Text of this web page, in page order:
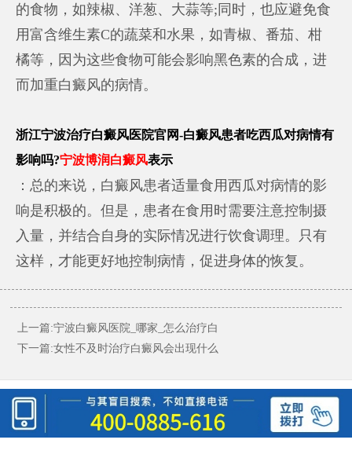
的食物，如辣椒、洋葱、大蒜等;同时，也应避免食
用富含维生素C的蔬菜和水果，如青椒、番茄、柑
橘等，因为这些食物可能会影响黑色素的合成，进
而加重白癜风的病情。
浙江宁波治疗白癜风医院官网-白癜风患者吃西瓜对病情有
影响吗?宁波博润白癜风表示
：总的来说，白癜风患者适量食用西瓜对病情的影
响是积极的。但是，患者在食用时需要注意控制摄
入量，并结合自身的实际情况进行饮食调理。只有
这样，才能更好地控制病情，促进身体的恢复。
上一篇:宁波白癜风医院_哪家_怎么治疗白
下一篇:女性不及时治疗白癜风会出现什么